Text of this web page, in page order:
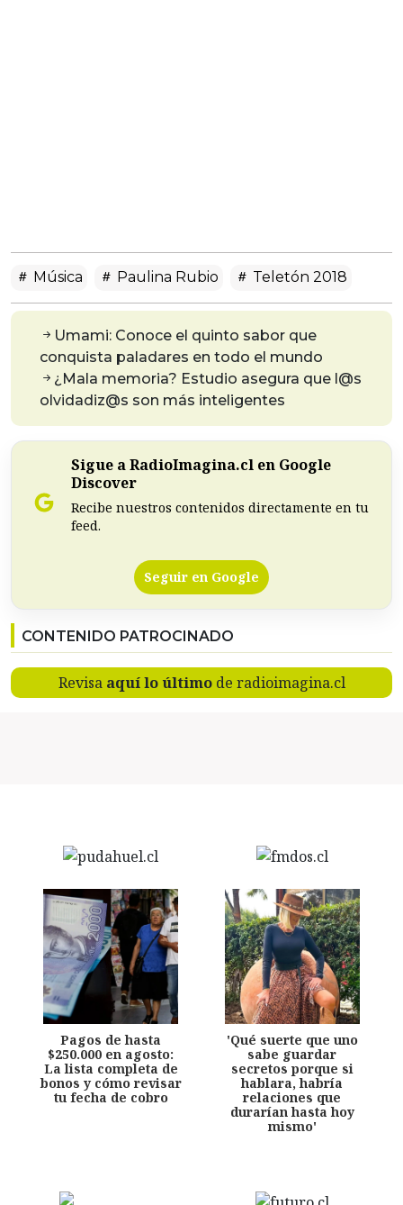
Música Paulina Rubio Teletón 2018
Umami: Conoce el quinto sabor que
conquista paladares en todo el mundo
¿Mala memoria? Estudio asegura que l@s
olvidadiz@s son más inteligentes
Sigue a RadioImagina.cl en Google
Discover
Recibe nuestros contenidos directamente en tu
feed.
Seguir en Google
CONTENIDO PATROCINADO
Revisa aquí lo últimode radioimagina.cl
Pagos de hasta
$250.000 en agosto:
La lista completa de
bonos y cómo revisar
tu fecha de cobro
'Qué suerte que uno
sabe guardar
secretos porque si
hablara, habría
relaciones que
durarían hasta hoy
mismo'